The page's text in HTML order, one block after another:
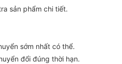
sản phẩm chi tiết.
sớm nhất có thể.
đổi đúng thời hạn.